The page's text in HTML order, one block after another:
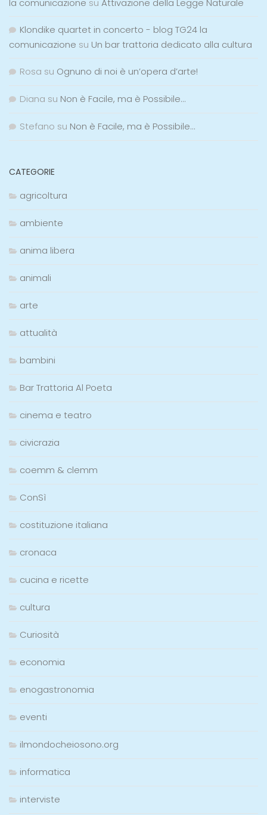
la comunicazione su Attivazione della Legge Naturale
Klondike quartet in concerto - blog TG24 la
comunicazione su Un bar trattoria dedicato alla cultura
Rosa su Ognuno di noi è un’opera d’arte!
Diana su Non è Facile, ma è Possibile…
Stefano su Non è Facile, ma è Possibile…
CATEGORIE
agricoltura
ambiente
anima libera
animali
arte
attualità
bambini
Bar Trattoria Al Poeta
cinema e teatro
civicrazia
coemm & clemm
ConSì
costituzione italiana
cronaca
cucina e ricette
cultura
Curiosità
economia
enogastronomia
eventi
ilmondocheiosono.org
informatica
interviste